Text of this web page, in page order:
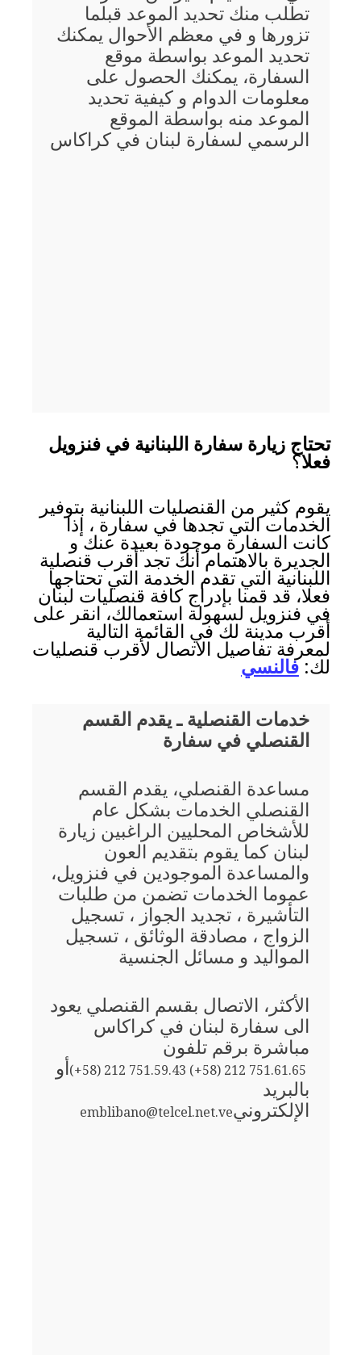
تطلب منك تحديد الموعد قبلما
تزورها و في معظم الأحوال يمكنك
تحديد الموعد بواسطة موقع
السفارة، يمكنك الحصول على
معلومات الدوام و كيفية تحديد
الموعد منه بواسطة الموقع
الرسمي لسفارة لبنان في كراكاس
تحتاج زيارة سفارة اللبنانية في فنزويل
فعلا؟
يقوم كثير من القنصليات اللبنانية بتوفير
الخدمات التي تجدها في سفارة ، إذا
كانت السفارة موجودة بعيدة عنك و
الجديرة بالاهتمام أنك تجد أقرب قنصلية
اللبنانية التي تقدم الخدمة التي تحتاجها
فعلا، قد قمنا بإدراج كافة قنصليات لبنان
في فنزويل لسهولة استعمالك، انقر على
أقرب مدينة لك في القائمة التالية
لمعرفة تفاصيل الاتصال لأقرب قنصليات
لك:فالنسي
خدمات القنصلية ـ يقدم القسم
القنصلي في سفارة
مساعدة القنصلي، يقدم القسم
القنصلي الخدمات بشكل عام
للأشخاص المحليين الراغبين زيارة
لبنان كما يقوم بتقديم العون
والمساعدة الموجودين في فنزويل،
عموما الخدمات تضمن من طلبات
التأشيرة ، تجديد الجواز ، تسجيل
الزواج ، مصادقة الوثائق ، تسجيل
المواليد و مسائل الجنسية
الأكثر، الاتصال بقسم القنصلي يعود
الى سفارة لبنان في كراكاس
مباشرة برقم تلفون
(+58) 212 751.59.43 (+58) 212 751.61.65أو
بالبريد
الإلكترونيemblibano@telcel.net.ve